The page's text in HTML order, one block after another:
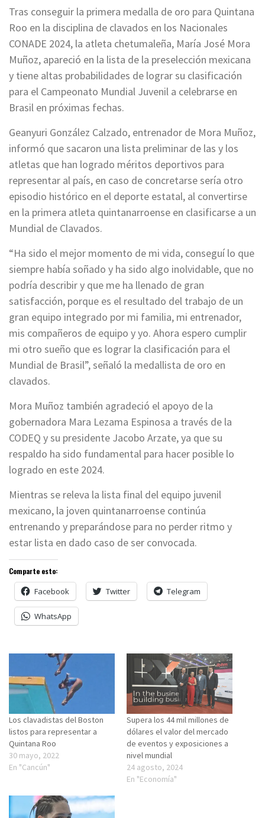
Tras conseguir la primera medalla de oro para Quintana
Roo en la disciplina de clavados en los Nacionales
CONADE 2024, la atleta chetumaleña, María José Mora
Muñoz, apareció en la lista de la preselección mexicana
y tiene altas probabilidades de lograr su clasificación
para el Campeonato Mundial Juvenil a celebrarse en
Brasil en próximas fechas.
Geanyuri González Calzado, entrenador de Mora Muñoz,
informó que sacaron una lista preliminar de las y los
atletas que han logrado méritos deportivos para
representar al país, en caso de concretarse sería otro
episodio histórico en el deporte estatal, al convertirse
en la primera atleta quintanarroense en clasificarse a un
Mundial de Clavados.
“Ha sido el mejor momento de mi vida, conseguí lo que
siempre había soñado y ha sido algo inolvidable, que no
podría describir y que me ha llenado de gran
satisfacción, porque es el resultado del trabajo de un
gran equipo integrado por mi familia, mi entrenador,
mis compañeros de equipo y yo. Ahora espero cumplir
mi otro sueño que es lograr la clasificación para el
Mundial de Brasil”, señaló la medallista de oro en
clavados.
Mora Muñoz también agradeció el apoyo de la
gobernadora Mara Lezama Espinosa a través de la
CODEQ y su presidente Jacobo Arzate, ya que su
respaldo ha sido fundamental para hacer posible lo
logrado en este 2024.
Mientras se releva la lista final del equipo juvenil
mexicano, la joven quintanarroense continúa
entrenando y preparándose para no perder ritmo y
estar lista en dado caso de ser convocada.
Comparte esto:
Facebook Twitter Telegram
WhatsApp
Los clavadistas del Boston
listos para representar a
Quintana Roo
30 mayo, 2022
En "Cancún"
Supera los 44 mil millones de
dólares el valor del mercado
de eventos y exposiciones a
nivel mundial
24 agosto, 2024
En "Economía"